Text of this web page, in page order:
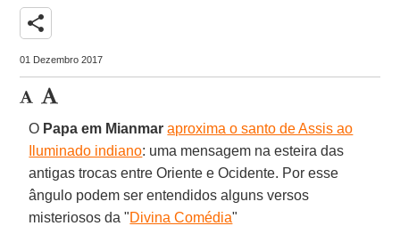
share
01 Dezembro 2017
O Papa em Mianmar aproxima o santo de Assis ao
Iluminado indiano: uma mensagem na esteira das
antigas trocas entre Oriente e Ocidente. Por esse
ângulo podem ser entendidos alguns versos
misteriosos da "Divina Comédia"